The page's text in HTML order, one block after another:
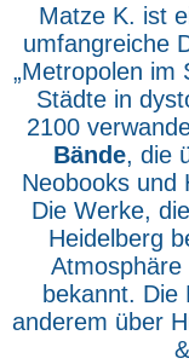
Matze K. ist
umfangreiche
„Metropolen im
Städte in
2100
Bände, die
Neobooks und
Die Werke,
Heidelberg
Atmosphäre
bekannt. Die
anderem über